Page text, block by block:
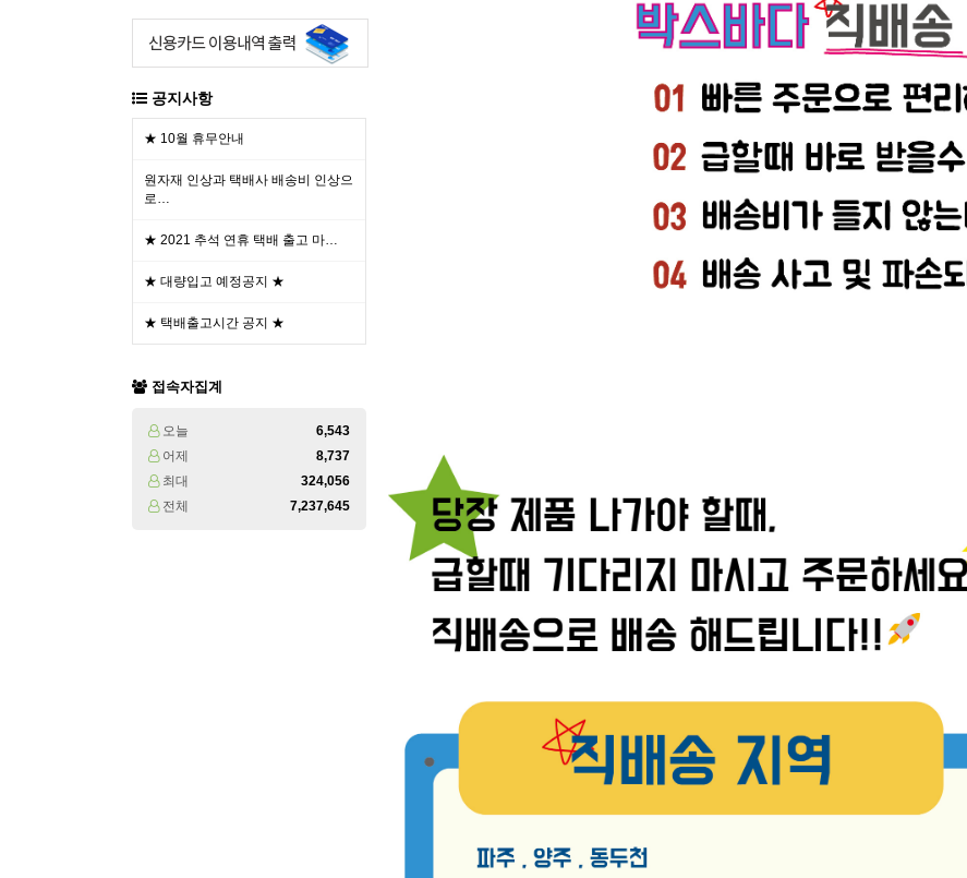
공지사항
★ 10월 휴무안내
원자재 인상과 택배사 배송비 인상으
로…
★ 2021 추석 연휴 택배 출고 마…
★ 대량입고 예정공지 ★
★ 택배출고시간 공지 ★
접속자집계
오늘
6,543
어제
8,737
최대
324,056
전체
7,237,645